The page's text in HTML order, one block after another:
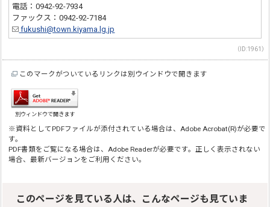
電話：0942-92-7934
ファックス：0942-92-7184
fukushi@town.kiyama.lg.jp
（ID:1961）
このマークがついているリンクは別ウインドウで開きます
別ウィンドウで開きます
※資料としてPDFファイルが添付されている場合は、Adobe Acrobat(R)が必要で
す。
PDF書類をご覧になる場合は、Adobe Readerが必要です。正しく表示されない
場合、最新バージョンをご利用ください。
このページを見ている人は、こんなページも見ていま